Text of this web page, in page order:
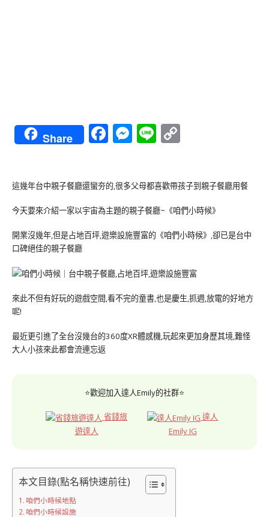
Share Facebook
Messenger
Line
這幾年台中親子餐廳還蠻夯的,很多父母都喜歡帶孩子到親子餐廳用餐
今天要來介紹一家以宇宙為主題的親子餐廳~《咱們小時候》
開業沒幾年,但是占地百坪,遊樂設施豐富的《咱們小時候》,卻已是台中
口碑絕佳的親子餐廳
來此不但有好玩的遊戲空間,看不完的童書,也是慶生,抓週,放電的好地方
呢!
最近更引進了全台沒幾台的360度XR體感機,玩起來更加身歷其境,難怪
大人小孩來此都會流連忘返
⭐歡迎加入達人Emily的社群⭐
省錢旅
遊達人
達人
Emily IG
本文目錄(點名稱快速前往)
咱們小時候地點
咱們小時候設施